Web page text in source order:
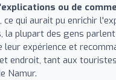
ou de
ce qui aurait pu enrichir
la plupart des gens
leur expérience et
endroit, tant aux
Namur.